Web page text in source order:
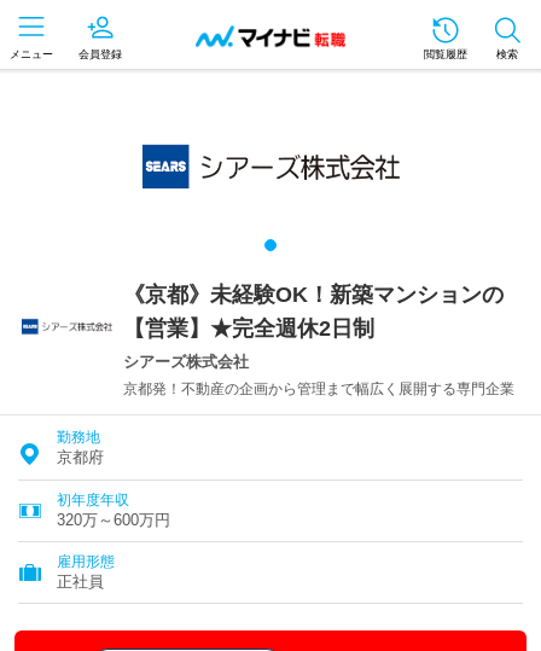
メニュー 会員登録 閲覧履歴 検索
《京都》未経験OK！新築マンションの
【営業】★完全週休2日制
シアーズ株式会社
京都発！不動産の企画から管理まで幅広く展開する専門企業
勤務地
京都府
初年度年収
320万～600万円
雇用形態
正社員